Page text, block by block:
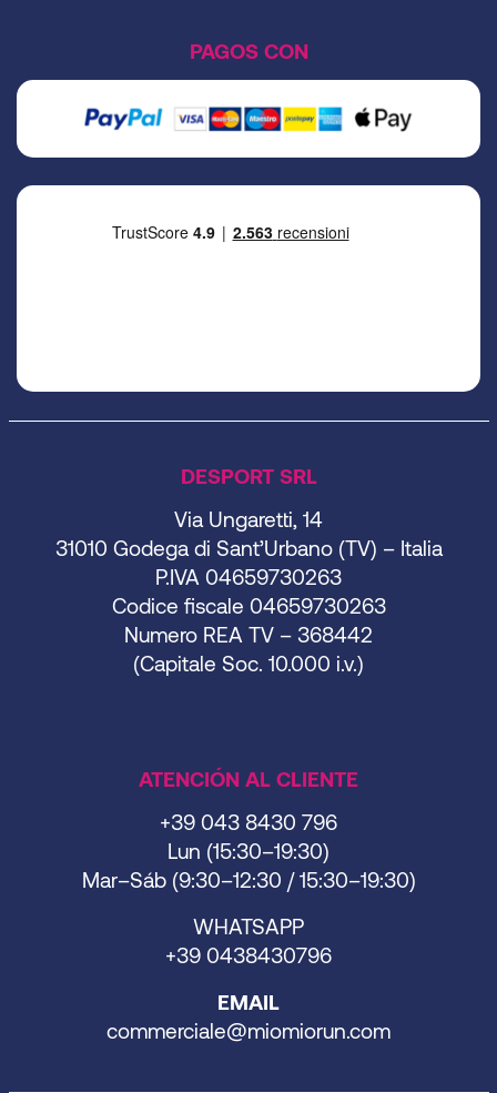
DESPORT SRL
Via Ungaretti, 14
31010 Godega di Sant’Urbano (TV) – Italia
P.IVA 04659730263
Codice fiscale 04659730263
Numero REA TV – 368442
(Capitale Soc. 10.000 i.v.)
ATENCIÓN AL CLIENTE
+39 043 8430 796
Lun (15:30–19:30)
Mar–Sáb (9:30–12:30 / 15:30–19:30)
WHATSAPP
+39 0438430796
EMAIL
commerciale@miomiorun.com
PAGOS CON